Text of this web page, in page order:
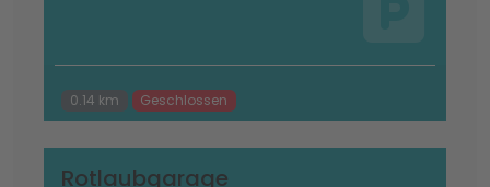
0.14 km Geschlossen
Rotlaubgarage